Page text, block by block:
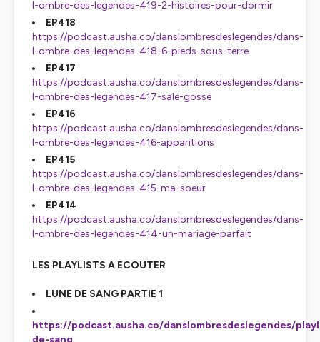
l-ombre-des-legendes-419-2-histoires-pour-dormir
EP418
https://podcast.ausha.co/danslombresdeslegendes/dans-
l-ombre-des-legendes-418-6-pieds-sous-terre
EP417
https://podcast.ausha.co/danslombresdeslegendes/dans-
l-ombre-des-legendes-417-sale-gosse
EP416
https://podcast.ausha.co/danslombresdeslegendes/dans-
l-ombre-des-legendes-416-apparitions
EP415
https://podcast.ausha.co/danslombresdeslegendes/dans-
l-ombre-des-legendes-415-ma-soeur
EP414
https://podcast.ausha.co/danslombresdeslegendes/dans-
l-ombre-des-legendes-414-un-mariage-parfait
LES PLAYLISTS A ECOUTER
LUNE DE SANG PARTIE 1
https://podcast.ausha.co/danslombresdeslegendes/
de-sang